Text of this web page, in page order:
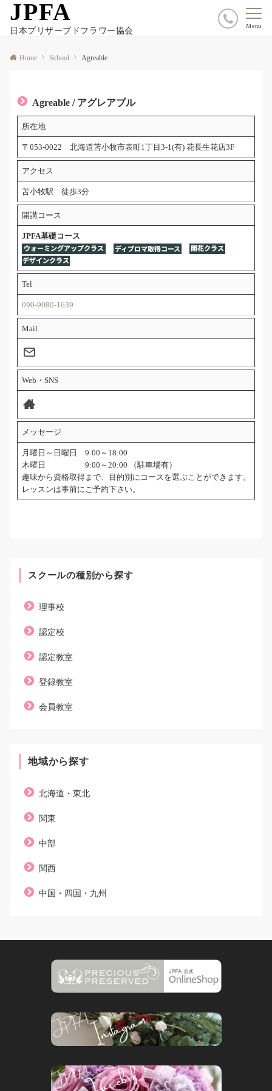
JPFA
日本プリザーブドフラワー協会
Menu
Home School Agreable
Agreable/ アグレアブル
所在地
〒053-0022 北海道苫小牧市表町1丁目3-1(有) 花長生花店3F
アクセス
苫小牧駅 徒歩3分
開講コース
JPFA基礎コース
Tel
090-9080-1639
Mail
Web・SNS
メッセージ
月曜日～日曜日 9:00～18:00
木曜日 9:00～20:00 （駐車場有）
趣味から資格取得まで、目的別にコースを選ぶことができます。
レッスンは事前にご予約下さい。
スクールの種別から探す
理事校
認定校
認定教室
登録教室
会員教室
地域から探す
北海道・東北
関東
中部
関西
中国・四国・九州